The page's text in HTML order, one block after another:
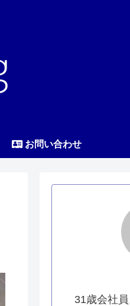
お問い合わせ
31歳会社